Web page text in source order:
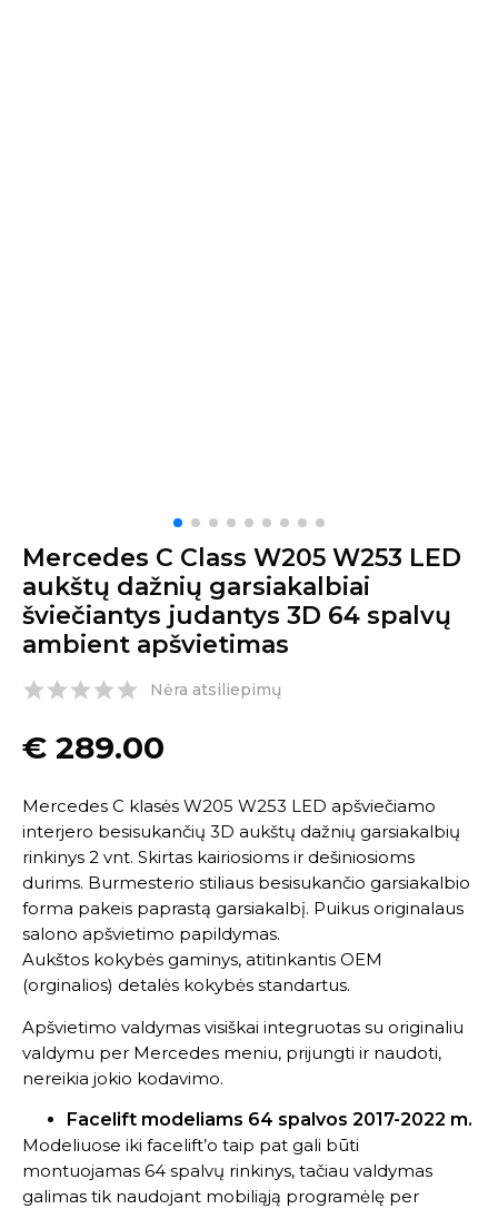
Mercedes C Class W205 W253 LED
aukštų dažnių garsiakalbiai
šviečiantys judantys 3D 64 spalvų
ambient apšvietimas
Nėra atsiliepimų
€ 289.00
Mercedes C klasės W205 W253 LED apšviečiamo
interjero besisukančių 3D aukštų dažnių garsiakalbių
rinkinys 2 vnt. Skirtas kairiosioms ir dešiniosioms
durims. Burmesterio stiliaus besisukančio garsiakalbio
forma pakeis paprastą garsiakalbį. Puikus originalaus
salono apšvietimo papildymas.
Aukštos kokybės gaminys, atitinkantis OEM
(orginalios) detalės kokybės standartus.
Apšvietimo valdymas visiškai integruotas su originaliu
valdymu per Mercedes meniu, prijungti ir naudoti,
nereikia jokio kodavimo.
Facelift modeliams 64 spalvos 2017-2022 m.
Modeliuose iki facelift’o taip pat gali būti
montuojamas 64 spalvų rinkinys, tačiau valdymas
galimas tik naudojant mobiliąją programėlę per